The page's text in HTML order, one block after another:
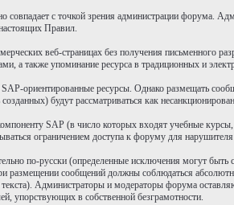
с точкой зрения администрации форума.
Правил.
веб-страницах без получения письменного
а также упоминание ресурса в традиционных и
ориентированные ресурсы. Однако размещать
будут рассматриваться как
SAP (в число которых входят учебные
ограничением доступа к форуму для
по-русски (определенные исключения могут быть
размещении сообщений должны соблюдаться
Администраторы и модераторы форума
упорствующих в собственной безграмотности.